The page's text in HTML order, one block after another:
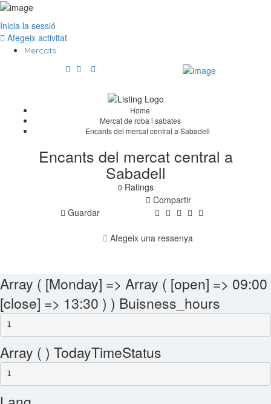
Inicia la sessió
Afegeix activitat
Mercats
Home
Mercat de roba i sabates
Encants del mercat central a Sabadell
Encants del mercat central a
Sabadell
0 Ratings
Guardar
Compartir
Afegeix una ressenya
Array ( [Monday] => Array ( [open] => 09:00
[close] => 13:30 ) ) Buisness_hours
1
Array ( ) TodayTimeStatus
1